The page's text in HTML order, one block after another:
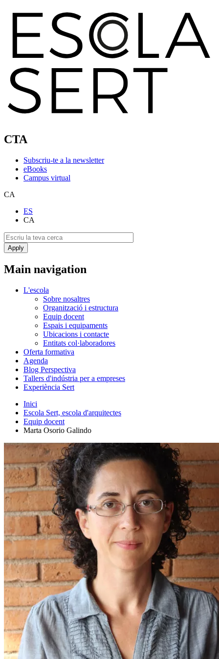
CTA
Subscriu-te a la newsletter
eBooks
Campus virtual
CA
ES
CA
Main navigation
L'escola
Sobre nosaltres
Organització i estructura
Equip docent
Espais i equipaments
Ubicacions i contacte
Entitats col·laboradores
Oferta formativa
Agenda
Blog Perspectiva
Tallers d'indústria per a empreses
Experiència Sert
Inici
Escola Sert, escola d'arquitectes
Equip docent
Marta Osorio Galindo